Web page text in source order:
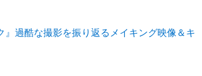
過酷な撮影を振り返るメイキング映像＆キ